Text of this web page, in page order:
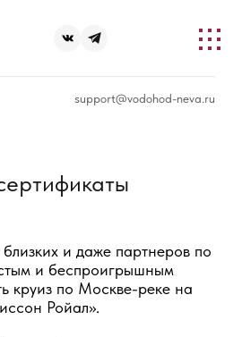
support@vodohod-neva.ru
и даже партнеров по
и беспроигрышным
круиз по Москве-реке на
Ройал».